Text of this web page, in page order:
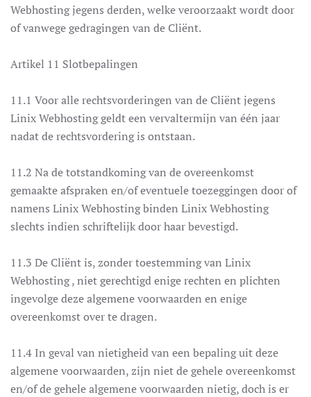
Webhosting jegens derden, welke veroorzaakt wordt door
of vanwege gedragingen van de Cliënt.
Artikel 11 Slotbepalingen
11.1 Voor alle rechtsvorderingen van de Cliënt jegens
Linix Webhosting geldt een vervaltermijn van één jaar
nadat de rechtsvordering is ontstaan.
11.2 Na de totstandkoming van de overeenkomst
gemaakte afspraken en/of eventuele toezeggingen door of
namens Linix Webhosting binden Linix Webhosting
slechts indien schriftelijk door haar bevestigd.
11.3 De Cliënt is, zonder toestemming van Linix
Webhosting , niet gerechtigd enige rechten en plichten
ingevolge deze algemene voorwaarden en enige
overeenkomst over te dragen.
11.4 In geval van nietigheid van een bepaling uit deze
algemene voorwaarden, zijn niet de gehele overeenkomst
en/of de gehele algemene voorwaarden nietig, doch is er